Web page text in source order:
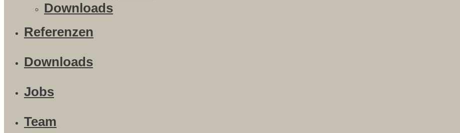
Downloads
Referenzen
Downloads
Jobs
Team